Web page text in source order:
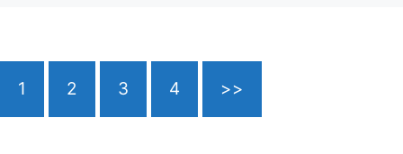
1 2 3 4 >>